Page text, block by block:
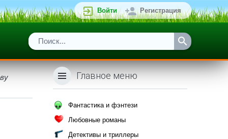
Войти Регистрация
Главное меню
Фантастика и фэнтези
Любовные романы
Детективы и триллеры